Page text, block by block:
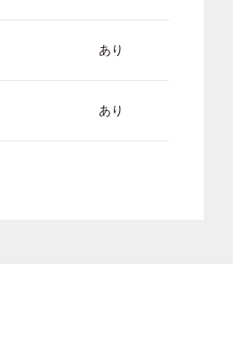
あり
あり